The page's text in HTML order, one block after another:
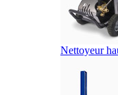
Nettoyeur